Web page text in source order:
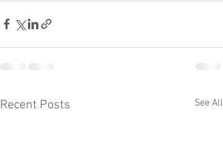
Recent Posts See All